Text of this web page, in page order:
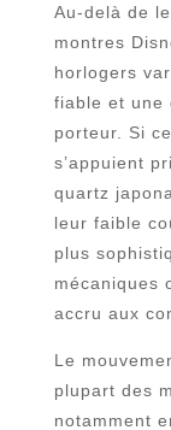
Au-delà de
montres
horlogers
fiable et une
porteur. Si
s’appuient
quartz
leur faible
plus
mécaniques
accru aux
Le
plupart des
notamment